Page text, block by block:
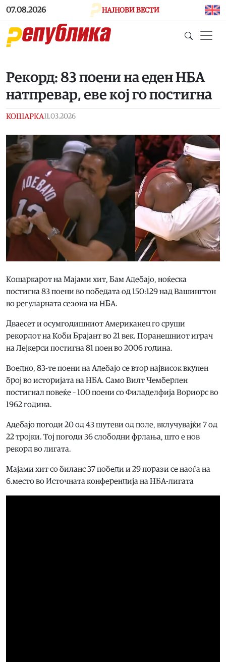
Skip to main content
07.08.2026 НАЈНОВИ ВЕСТИ
Рекорд: 83 поени на еден НБА
натпревар, еве кој го постигна
КОШАРКА11.03.2026
Кошаркарот на Мајами хит, Бам Адебајо, ноќеска
постигна 83 поени во победата од 150:129 над Вашингтон
во регуларната сезона на НБА.
Дваесет и осумгодишниот Американец го сруши
рекордот на Коби Брајант во 21 век. Поранешниот играч
на Лејкерси постигна 81 поен во 2006 година.
Воедно, 83-те поени на Адебајо се втор највисок вкупен
број во историјата на НБА. Само Вилт Чемберлен
постигнал повеќе – 100 поени со Филаделфија Вориорс во
1962 година.
Адебајо погоди 20 од 43 шутеви од поле, вклучувајќи 7 од
22 тројки. Тој погоди 36 слободни фрлања, што е нов
рекорд во лигата.
Мајами хит со биланс 37 победи и 29 порази се наоѓа на
6.место во Источната конференција на НБА-лигата